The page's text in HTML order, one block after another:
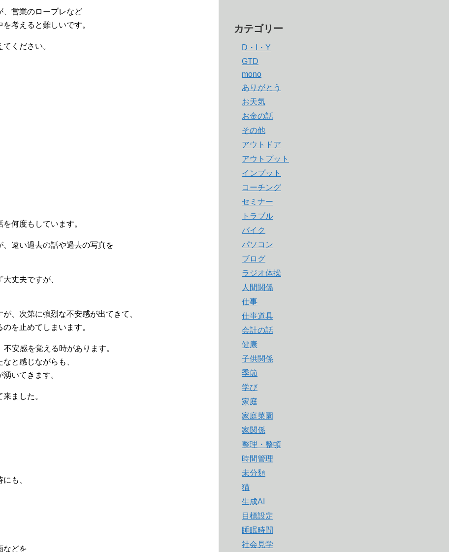
、営業のロープレなど
考えると難しいです。
ください。
何度もしています。
遠い過去の話や過去の写真を
丈夫ですが、
、次第に強烈な不安感が出てきて、
を止めてしまいます。
安感を覚える時があります。
と感じながらも、
いてきます。
ました。
も、
などを
カテゴリー
D・I・Y
GTD
mono
ありがとう
お天気
お金の話
その他
アウトドア
アウトプット
インプット
コーチング
セミナー
トラブル
バイク
パソコン
ブログ
ラジオ体操
人間関係
仕事
仕事道具
会計の話
健康
子供関係
季節
学び
家庭
家庭菜園
家関係
整理・整頓
時間管理
未分類
猫
生成AI
目標設定
睡眠時間
社会見学